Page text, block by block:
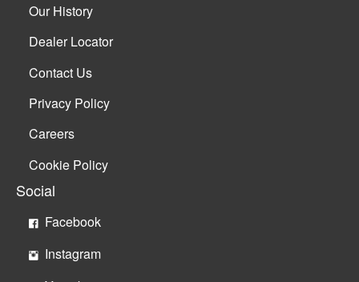
Our History
Dealer Locator
Contact Us
Privacy Policy
Careers
Cookie Policy
Social
Facebook
Instagram